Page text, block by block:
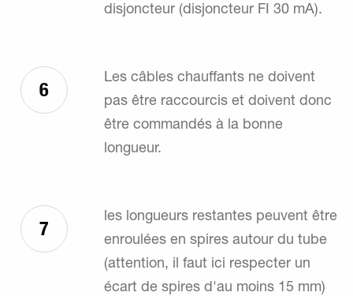
disjoncteur (disjoncteur FI 30 mA).
6
Les câbles chauffants ne doivent
pas être raccourcis et doivent donc
être commandés à la bonne
longueur.
7
les longueurs restantes peuvent être
enroulées en spires autour du tube
(attention, il faut ici respecter un
écart de spires d'au moins 15 mm)